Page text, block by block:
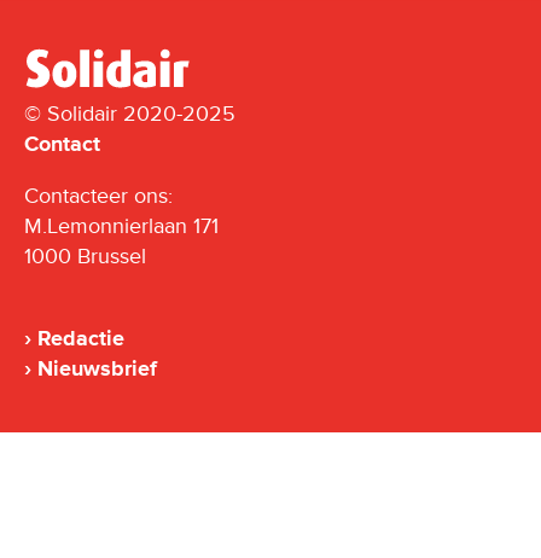
© Solidair 2020-2025
Contact
Contacteer ons:
M.Lemonnierlaan 171
1000 Brussel
Redactie
Nieuwsbrief